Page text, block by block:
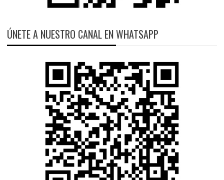
ÚNETE A NUESTRO CANAL EN WHATSAPP